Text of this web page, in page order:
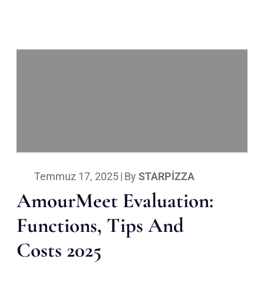
Temmuz 17, 2025| By STARPIZZA
AmourMeet Evaluation:
Functions, Tips And
Costs 2025